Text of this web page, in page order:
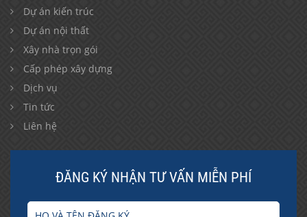
Dự án kiến trúc
Dự án nội thất
Xây nhà trọn gói
Cấp phép xây dựng
Dịch vụ
Tin tức
Liên hệ
ĐĂNG KÝ NHẬN TƯ VẤN MIỄN PHÍ